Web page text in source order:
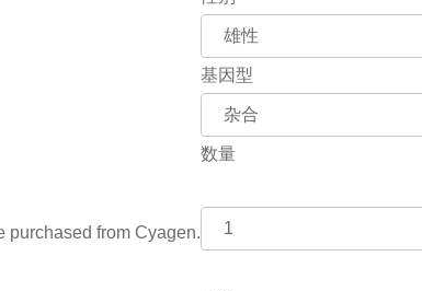
purchased from Cyagen.
基因型
数量